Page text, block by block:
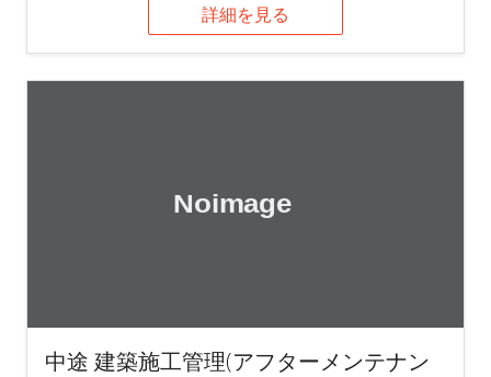
詳細を見る
中途 建築施工管理(アフターメンテナン